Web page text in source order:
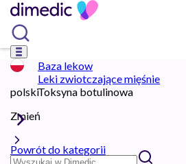
polski
Zmień
Baza lekow
Leki zwiotczające mięśnie
Toksyna botulinowa
Powrót do kategorii